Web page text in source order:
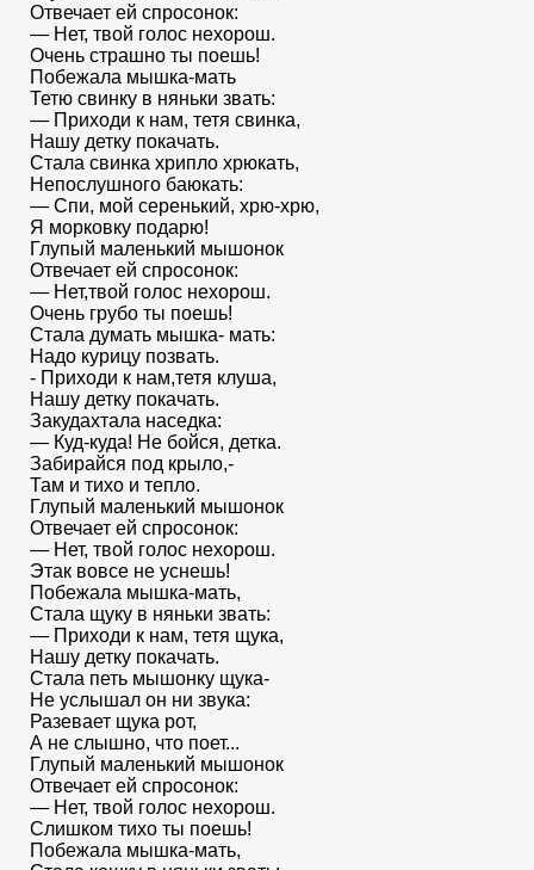
Отвечает ей спросонок:
— Нет, твой голос нехорош.
Очень страшно ты поешь!
Побежала мышка-мать
Тетю свинку в няньки звать:
— Приходи к нам, тетя свинка,
Нашу детку покачать.
Стала свинка хрипло хрюкать,
Непослушного баюкать:
— Спи, мой серенький, хрю-хрю,
Я морковку подарю!
Глупый маленький мышонок
Отвечает ей спросонок:
— Нет,твой голос нехорош.
Очень грубо ты поешь!
Стала думать мышка- мать:
Надо курицу позвать.
- Приходи к нам,тетя клуша,
Нашу детку покачать.
Закудахтала наседка:
— Куд-куда! Не бойся, детка.
Забирайся под крыло,-
Там и тихо и тепло.
Глупый маленький мышонок
Отвечает ей спросонок:
— Нет, твой голос нехорош.
Этак вовсе не уснешь!
Побежала мышка-мать,
Стала щуку в няньки звать:
— Приходи к нам, тетя щука,
Нашу детку покачать.
Стала петь мышонку щука-
Не услышал он ни звука:
Разевает щука рот,
А не слышно, что поет...
Глупый маленький мышонок
Отвечает ей спросонок:
— Нет, твой голос нехорош.
Слишком тихо ты поешь!
Побежала мышка-мать,